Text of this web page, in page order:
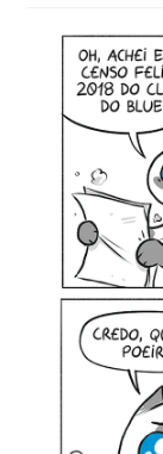
MINHA CONTA
CARRINHO
Search